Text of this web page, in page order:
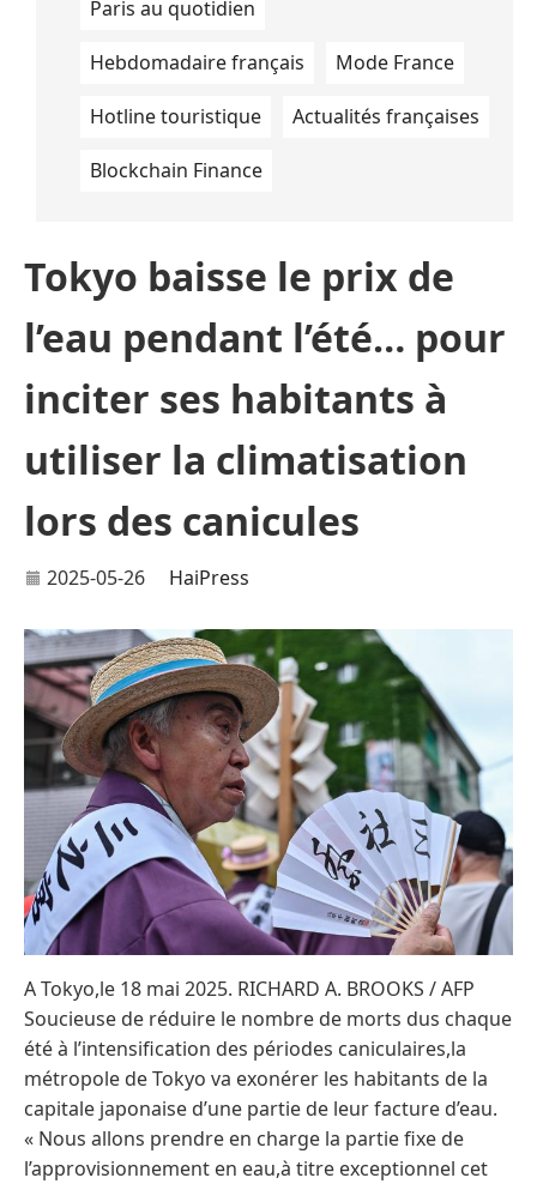
Paris au quotidien
Hebdomadaire français Mode France
Hotline touristique Actualités françaises
Blockchain Finance
Tokyo baisse le prix de
l’eau pendant l’été… pour
inciter ses habitants à
utiliser la climatisation
lors des canicules
2025-05-26 HaiPress
A Tokyo,le 18 mai 2025. RICHARD A. BROOKS / AFP
Soucieuse de réduire le nombre de morts dus chaque
été à l’intensification des périodes caniculaires,la
métropole de Tokyo va exonérer les habitants de la
capitale japonaise d’une partie de leur facture d’eau.
« Nous allons prendre en charge la partie fixe de
l’approvisionnement en eau,à titre exceptionnel cet